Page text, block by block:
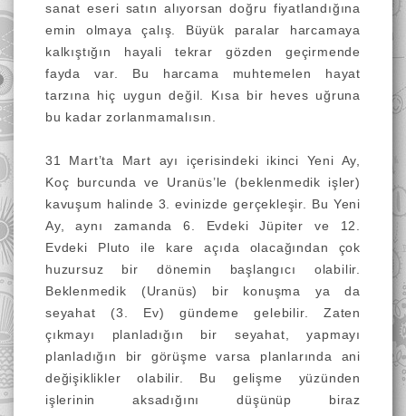
sanat eseri satın alıyorsan doğru fiyatlandığına
emin olmaya çalış. Büyük paralar harcamaya
kalkıştığın hayali tekrar gözden geçirmende
fayda var. Bu harcama muhtemelen hayat
tarzına hiç uygun değil. Kısa bir heves uğruna
bu kadar zorlanmamalısın.
31 Mart’ta Mart ayı içerisindeki ikinci Yeni Ay,
Koç burcunda ve Uranüs’le (beklenmedik işler)
kavuşum halinde 3. evinizde gerçekleşir. Bu Yeni
Ay, aynı zamanda 6. Evdeki Jüpiter ve 12.
Evdeki Pluto ile kare açıda olacağından çok
huzursuz bir dönemin başlangıcı olabilir.
Beklenmedik (Uranüs) bir konuşma ya da
seyahat (3. Ev) gündeme gelebilir. Zaten
çıkmayı planladığın bir seyahat, yapmayı
planladığın bir görüşme varsa planlarında ani
değişiklikler olabilir. Bu gelişme yüzünden
işlerinin aksadığını düşünüp biraz